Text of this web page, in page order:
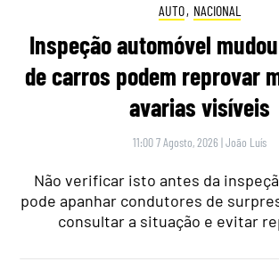
AUTO, NACIONAL
Inspeção automóvel
de carros podem reprovar
avarias visíveis
11:00 7 Agosto, 2026 |João Luís
Não verificar isto antes da
pode apanhar condutores de
consultar a situação e evitar